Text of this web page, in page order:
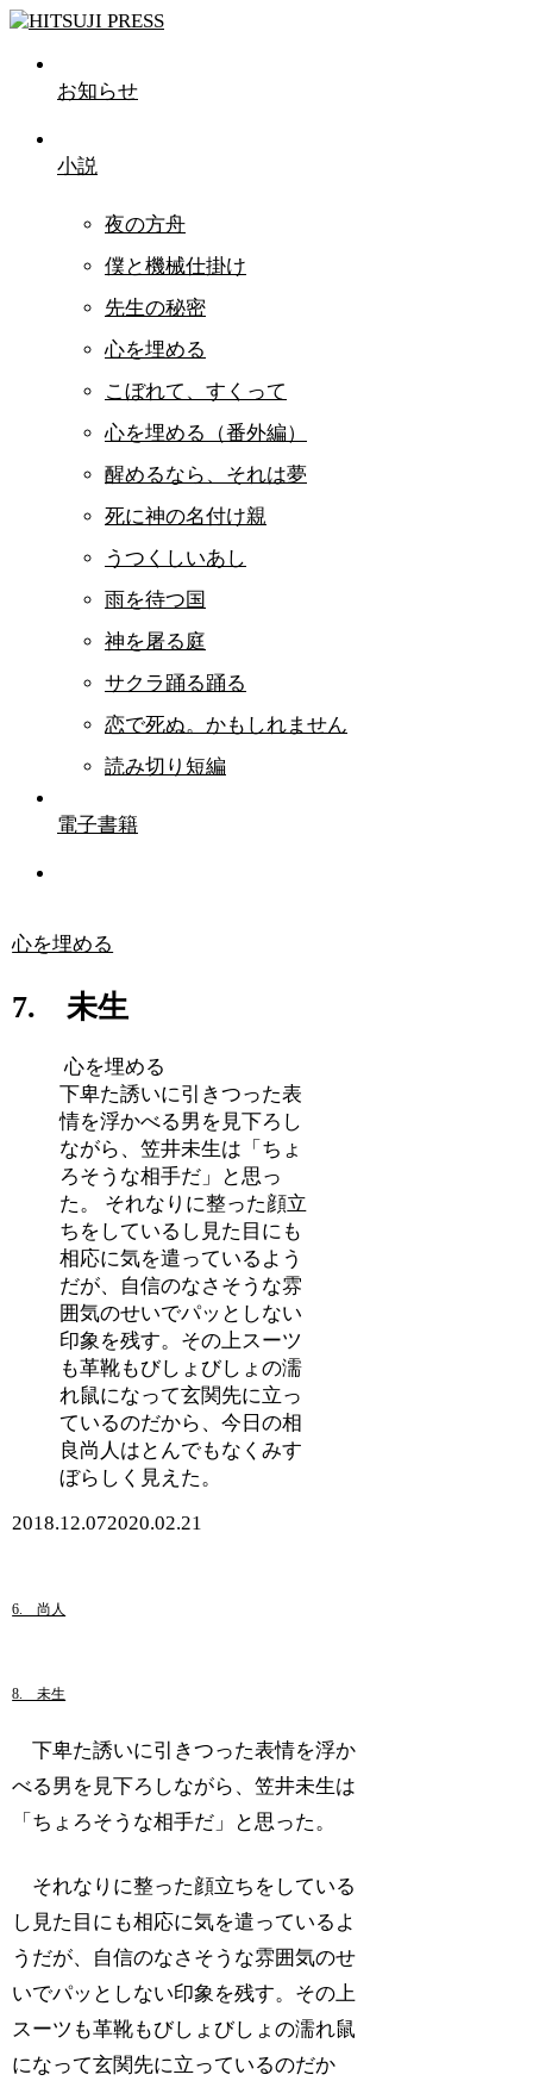
お知らせ
小説
夜の方舟
僕と機械仕掛け
先生の秘密
心を埋める
こぼれて、すくって
心を埋める（番外編）
醒めるなら、それは夢
死に神の名付け親
うつくしいあし
雨を待つ国
神を屠る庭
サクラ踊る踊る
恋で死ぬ。かもしれません
読み切り短編
電子書籍
心を埋める
7. 未生
心を埋める
下卑た誘いに引きつった表
情を浮かべる男を見下ろし
ながら、笠井未生は「ちょ
ろそうな相手だ」と思っ
た。 それなりに整った顔立
ちをしているし見た目にも
相応に気を遣っているよう
だが、自信のなさそうな雰
囲気のせいでパッとしない
印象を残す。その上スーツ
も革靴もびしょびしょの濡
れ鼠になって玄関先に立っ
ているのだから、今日の相
良尚人はとんでもなくみす
ぼらしく見えた。
2018.12.072020.02.21
6. 尚人
8. 未生
下卑た誘いに引きつった表情を浮か
べる男を見下ろしながら、笠井未生は
「ちょろそうな相手だ」と思った。
それなりに整った顔立ちをしている
し見た目にも相応に気を遣っているよ
うだが、自信のなさそうな雰囲気のせ
いでパッとしない印象を残す。その上
スーツも革靴もびしょびしょの濡れ鼠
になって玄関先に立っているのだか